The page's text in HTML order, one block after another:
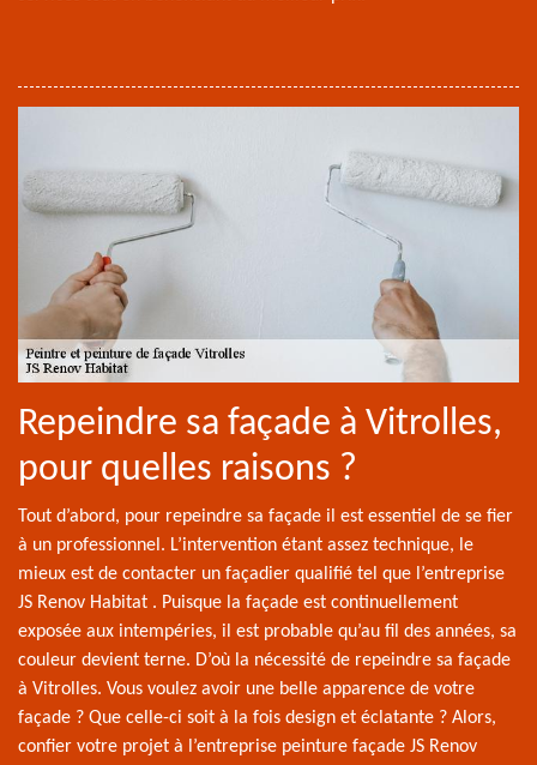
Repeindre sa façade à Vitrolles,
pour quelles raisons ?
Tout d’abord, pour repeindre sa façade il est essentiel de se fier
à un professionnel. L’intervention étant assez technique, le
mieux est de contacter un façadier qualifié tel que l’entreprise
JS Renov Habitat . Puisque la façade est continuellement
exposée aux intempéries, il est probable qu’au fil des années, sa
couleur devient terne. D’où la nécessité de repeindre sa façade
à Vitrolles. Vous voulez avoir une belle apparence de votre
façade ? Que celle-ci soit à la fois design et éclatante ? Alors,
confier votre projet à l’entreprise peinture façade JS Renov